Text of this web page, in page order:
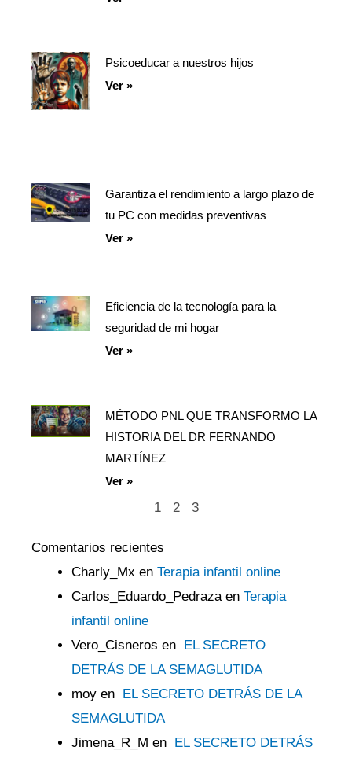
Psicoeducar a nuestros hijos
Ver »
Garantiza el rendimiento a largo plazo de
tu PC con medidas preventivas
Ver »
Eficiencia de la tecnología para la
seguridad de mi hogar
Ver »
MÉTODO PNL QUE TRANSFORMO LA
HISTORIA DEL DR FERNANDO
MARTÍNEZ
Ver »
1 2 3
Comentarios recientes
Charly_Mx en Terapia infantil online
Carlos_Eduardo_Pedraza en Terapia
infantil online
Vero_Cisneros en EL SECRETO
DETRÁS DE LA SEMAGLUTIDA
moy en EL SECRETO DETRÁS DE LA
SEMAGLUTIDA
Jimena_R_M en EL SECRETO DETRÁS